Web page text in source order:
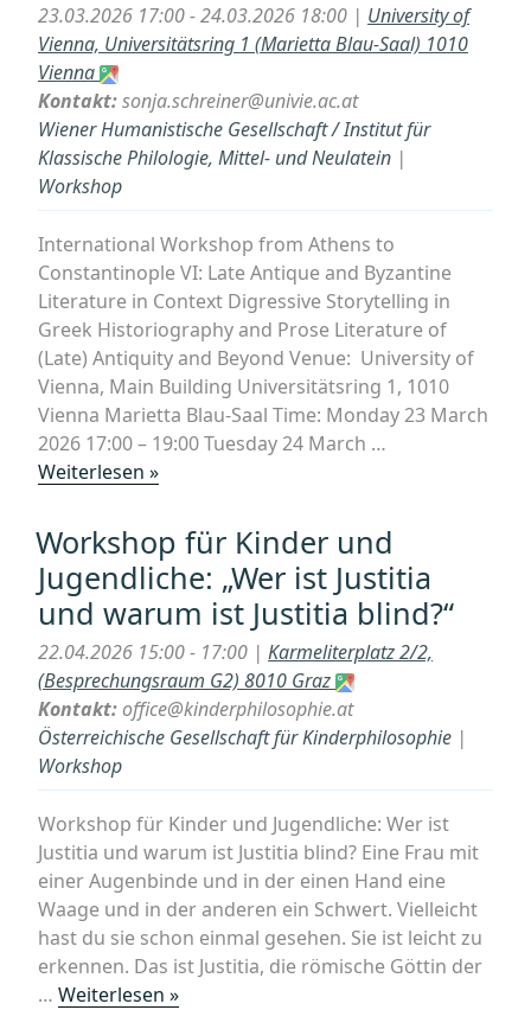
Operngasse“
23.03.2026 17:00 - 24.03.2026 18:00 | University of
Vienna, Universitätsring 1 (Marietta Blau-Saal) 1010
Vienna
Kontakt:sonja.schreiner@univie.ac.at
Wiener Humanistische Gesellschaft / Institut für
Klassische Philologie, Mittel- und Neulatein |
Workshop
International Workshop from Athens to
Constantinople VI: Late Antique and Byzantine
Literature in Context Digressive Storytelling in
Greek Historiography and Prose Literature of
(Late) Antiquity and Beyond Venue: University of
Vienna, Main Building Universitätsring 1, 1010
Vienna Marietta Blau-Saal Time: Monday 23 March
2026 17:00 – 19:00 Tuesday 24 March …
Weiterlesen »„Digressive
Greek
Historiography
and
Prose
Literature
of
(Late)
and
Beyond“
Workshop für Kinder und
Jugendliche: „Wer ist Justitia
und warum ist Justitia blind?“
22.04.2026 15:00 - 17:00 | Karmeliterplatz 2/2,
(Besprechungsraum G2) 8010 Graz
Kontakt:office@kinderphilosophie.at
Österreichische Gesellschaft für Kinderphilosophie |
Workshop
Workshop für Kinder und Jugendliche: Wer ist
Justitia und warum ist Justitia blind? Eine Frau mit
einer Augenbinde und in der einen Hand eine
Waage und in der anderen ein Schwert. Vielleicht
hast du sie schon einmal gesehen. Sie ist leicht zu
erkennen. Das ist Justitia, die römische Göttin der
… Weiterlesen »„Workshop